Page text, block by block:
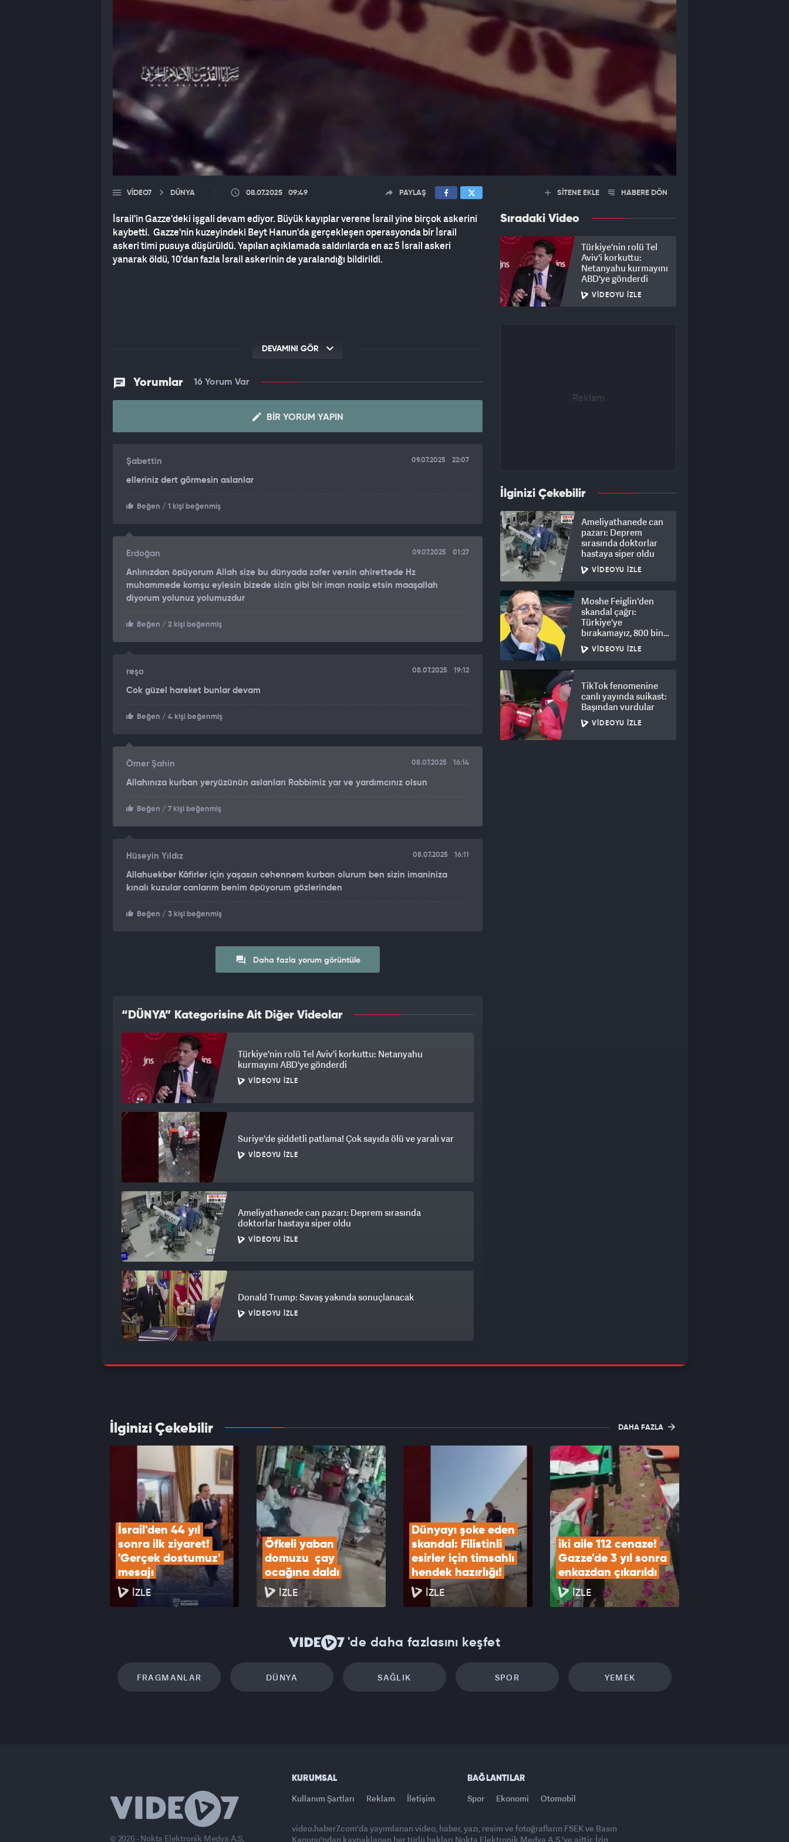
VIDEO7 DÜNYA 08.07.2025 09:49 PAYLAŞ
İsrail'in Gazze'deki işgali devam ediyor. Büyük kayıplar verene İsrail yine birçok askerini
kaybetti. Gazze'nin kuzeyindeki Beyt Hanun'da gerçekleşen operasyonda bir İsrail
askeri timi pusuya düşürüldü. Yapılan açıklamada saldırılarda en az 5 İsrail askeri
yanarak öldü, 10'dan fazla İsrail askerinin de yaralandığı bildirildi.
DEVAMINI GÖR
Yorumlar 16 Yorum Var
BIR YORUM YAPIN
Şabettin 09.07.2025 22:07
elleriniz dert gõrmesin aslanlar
Beğen / 1 kişi beğenmiş
Erdoğan 09.07.2025 01:27
Anlınızdan öpüyorum Allah size bu dünyada zafer versin ahirettede Hz
muhammede komşu eylesin bizede sizin gibi bir iman nasip etsin maaşallah
diyorum yolunuz yolumuzdur
Beğen / 2 kişi beğenmiş
reşo 08.07.2025 19:12
Cok güzel hareket bunlar devam
Beğen / 4 kişi beğenmiş
Ömer Şahin 08.07.2025 16:14
Allahınıza kurban yeryüzünün aslanları Rabbimiz yar ve yardımcınız olsun
Beğen / 7 kişi beğenmiş
Hüseyin Yıldız 08.07.2025 16:11
Allahuekber Kâfirler için yaşasın cehennem kurban olurum ben sizin imaniniza
kınalı kuzular canlarım benim öpüyorum gözlerinden
Beğen / 3 kişi beğenmiş
Daha fazla yorum görüntüle
“DÜNYA” Kategorisine Ait Diğer Videolar
Türkiye'nin rolü Tel Aviv'i korkuttu: Netanyahu
kurmayını ABD'ye gönderdi
VIDEOYU İZLE
Suriye'de şiddetli patlama! Çok sayıda ölü ve yaralı var
VIDEOYU İZLE
Ameliyathanede can pazarı: Deprem sırasında
doktorlar hastaya siper oldu
VIDEOYU İZLE
Donald Trump: Savaş yakında sonuçlanacak
VIDEOYU İZLE
Husiler’den hükümet güçlerine roket ve İHA saldırısı:
30 ölü
VIDEOYU İZLE
SİTENE EKLE HABERE DÖN
Sıradaki Video
Türkiye'nin rolü Tel
Aviv'i korkuttu:
Netanyahu kurmayını
ABD'ye gönderdi
VIDEOYU İZLE
İlginizi Çekebilir
Ameliyathanede can
pazarı: Deprem
sırasında doktorlar
hastaya siper oldu
VIDEOYU İZLE
Moshe Feiglin'den
skandal çağrı:
Türkiye'ye
bırakamayız, 800 bin
kişi için derhal sürgün!
VIDEOYU İZLE
TikTok fenomenine
canlı yayında suikast:
Başından vurdular
VIDEOYU İZLE
İlginizi Çekebilir DAHA FAZLA
İsrail'den 44 yıl
sonra ilk ziyaret!
'Gerçek dostumuz'
mesajı
İZLE
Öfkeli yaban
domuzu  çay
ocağına daldı
İZLE
Dünyayı şoke eden
skandal: Filistinli
esirler için timsahlı
hendek hazırlığı!
İZLE
iki aile 112 cenaze!
Gazze'de 3 yıl sonra
enkazdan çıkarıldı
İZLE
'de daha fazlasını keşfet
FRAGMANLAR DÜNYA SAĞLIK SPOR YEMEK
© 2026 - Nokta Elektronik Medya A.Ş.
KURUMSAL
Kullanım Şartları Reklam İletişim
BAĞLANTILAR
Spor Ekonomi Otomobil
video.haber7.com'da yayımlanan video, haber, yazı, resim ve fotoğrafların FSEK ve Basın
Kanunu'ndan kaynaklanan her türlü hakları Nokta Elektronik Medya A.Ş.'ye aittir. İzin